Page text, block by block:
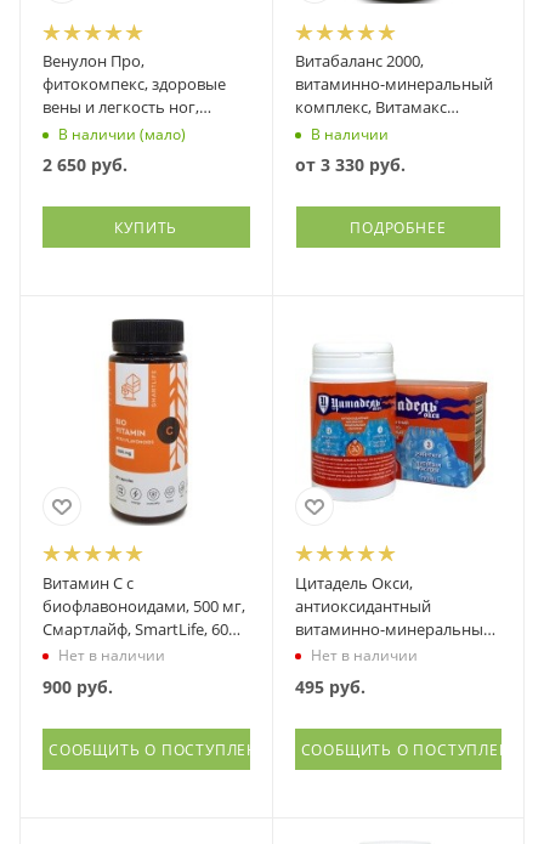
Венулон Про,
фитокомпекс, здоровые
вены и легкость ног,
Витамакс (Vitamax), 60
В наличии (мало)
2 650 руб.
КУПИТЬ
Витабаланс 2000,
витаминно-минеральный
комплекс, Витамакс
(Vitamax)
В наличии
от 3 330 руб.
ПОДРОБНЕЕ
Витамин С с
биофлавоноидами, 500 мг,
Смартлайф, SmartLife, 60
капсул
Нет в наличии
900 руб.
СООБЩИТЬ О ПОСТУПЛЕНИИ
Цитадель Окси,
антиоксидантный
витаминно-минеральный
комплекс, БФК, 30 капсул
Нет в наличии
495руб.
СООБЩИТЬ О ПОСТУПЛЕНИИ